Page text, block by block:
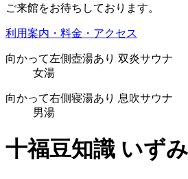
ご来館をお待ちしております。
利用案内・料金・アクセス
向かって左側壺湯あり 双炎サウナ
女湯
向かって右側寝湯あり 息吹サウナ
男湯
十福豆知識 いず